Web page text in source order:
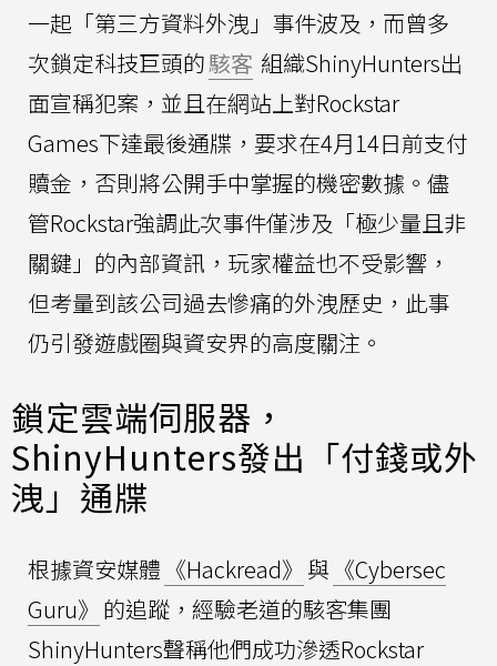
一起「第三方資料外洩」事件波及，而曾多
次鎖定科技巨頭的駭客 組織ShinyHunters出
面宣稱犯案，並且在網站上對Rockstar
Games下達最後通牒，要求在4月14日前支付
贖金，否則將公開手中掌握的機密數據。儘
管Rockstar強調此次事件僅涉及「極少量且非
關鍵」的內部資訊，玩家權益也不受影響，
但考量到該公司過去慘痛的外洩歷史，此事
仍引發遊戲圈與資安界的高度關注。
鎖定雲端伺服器，
ShinyHunters發出「付錢或外
洩」通牒
根據資安媒體 《Hackread》 與 《Cybersec
Guru》 的追蹤，經驗老道的駭客集團
ShinyHunters聲稱他們成功滲透Rockstar